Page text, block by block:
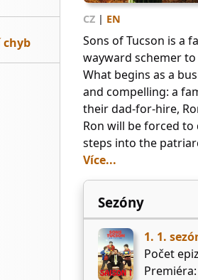
chyb
CZ | EN
Sons of Tucson is a
wayward schemer
What begins as a
and compelling: a
their dad-for-hire,
Ron will be forced
steps into the
Více...
Sezóny
1. 1.
Počet